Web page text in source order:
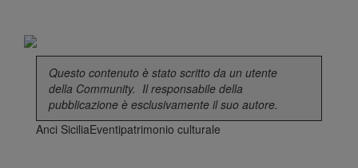
Questo contenuto è stato scritto da un utente
della Community. Il responsabile della
pubblicazione è esclusivamente il suo autore.
Anci SiciliaEventipatrimonio culturale